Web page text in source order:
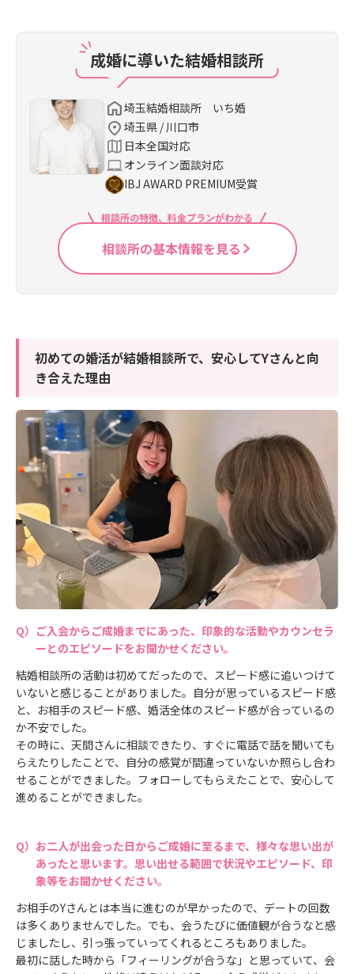
成婚に導いた結婚相談所
埼玉結婚相談所 いち婚
埼玉県 / 川口市
日本全国対応
オンライン面談対応
IBJ AWARD PREMIUM受賞
相談所の特徴、料金プランがわかる
相談所の基本情報を見る
初めての婚活が結婚相談所で、安心してYさんと向
き合えた理由
ご入会からご成婚までにあった、印象的な活動やカウンセラ
ーとのエピソードをお聞かせください。
結婚相談所の活動は初めてだったので、スピード感に追いつけて
いないと感じることがありました。自分が思っているスピード感
と、お相手のスピード感、婚活全体のスピード感が合っているの
か不安でした。
その時に、天間さんに相談できたり、すぐに電話で話を聞いても
らえたりしたことで、自分の感覚が間違っていないか照らし合わ
せることができました。フォローしてもらえたことで、安心して
進めることができました。
お二人が出会った日からご成婚に至るまで、様々な思い出が
あったと思います。思い出せる範囲で状況やエピソード、印
象等をお聞かせください。
お相手のYさんとは本当に進むのが早かったので、デートの回数
は多くありませんでした。でも、会うたびに価値観が合うなと感
じましたし、引っ張っていってくれるところもありました。
最初に話した時から「フィーリングが合うな」と思っていて、会